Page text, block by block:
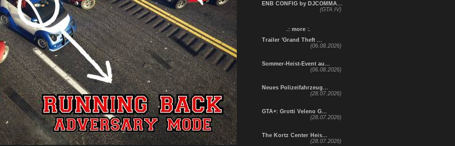
ENB CONFIG by DJCOMMA...
(GTA IV)
.: more :.
Trailer 'Grand Theft ...
(06.08.2026)
Sommer-Heist-Event au...
(06.08.2026)
Neues Polizeifahrzeug...
(28.07.2026)
GTA+: Grotti Veleno G...
(28.07.2026)
The Kortz Center Heis...
(28.07.2026)